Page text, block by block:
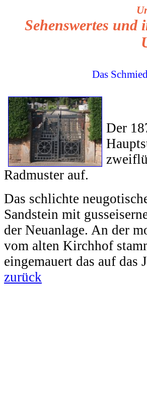
Sehenswertes und
Das
Der
Radmuster auf.
Das schlichte
Sandstein mit
der Neuanlage. An der
vom alten Kirchhof
eingemauert das auf das
zurück